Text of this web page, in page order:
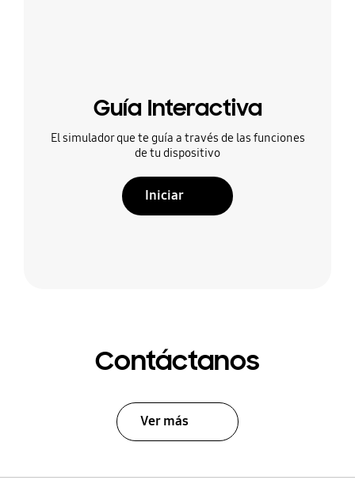
Guía Interactiva
El simulador que te guía a través de las funciones
de tu dispositivo
Iniciar
Contáctanos
Ver más